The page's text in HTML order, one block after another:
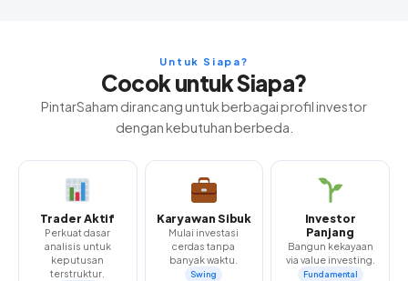
Untuk Siapa?
Cocok untuk Siapa?
PintarSaham dirancang untuk berbagai profil investor
dengan kebutuhan berbeda.
Trader Aktif
Perkuat dasar
analisis untuk
keputusan
terstruktur.
Karyawan Sibuk
Mulai investasi
cerdas tanpa
banyak waktu.
Swing
Investor
Panjang
Bangun kekayaan
via value investing.
Fundamental